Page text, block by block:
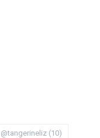
@tangerineliz (10)